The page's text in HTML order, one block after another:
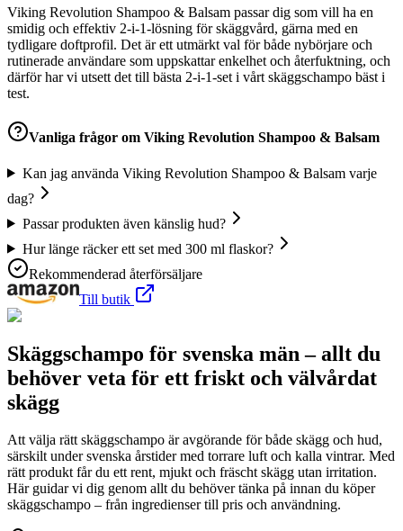
Viking Revolution Shampoo & Balsam passar dig som vill ha en
smidig och effektiv 2-i-1-lösning för skäggvård, gärna med en
tydligare doftprofil. Det är ett utmärkt val för både nybörjare och
rutinerade användare som uppskattar enkelhet och återfuktning, och
därför har vi utsett det till bästa 2-i-1-set i vårt skäggschampo bäst i
test.
Vanliga frågor om Viking Revolution Shampoo & Balsam
Kan jag använda Viking Revolution Shampoo & Balsam varje
dag?
Passar produkten även känslig hud?
Hur länge räcker ett set med 300 ml flaskor?
Rekommenderad återförsäljare
Till butik
Skäggschampo för svenska män – allt du
behöver veta för ett friskt och välvårdat
skägg
Att välja rätt skäggschampo är avgörande för både skägg och hud,
särskilt under svenska årstider med torrare luft och kalla vintrar. Med
rätt produkt får du ett rent, mjukt och fräscht skägg utan irritation.
Här guidar vi dig genom allt du behöver tänka på innan du köper
skäggschampo – från ingredienser till pris och användning.